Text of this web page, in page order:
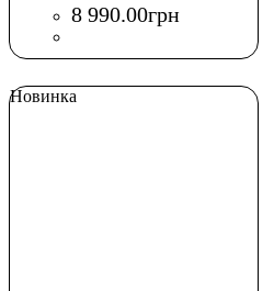
8 990.00грн
Новинка